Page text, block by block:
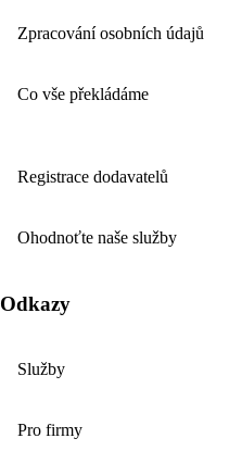
Zpracování osobních údajů
Co vše překládáme
Registrace dodavatelů
Ohodnoťte naše služby
Odkazy
Služby
Pro firmy